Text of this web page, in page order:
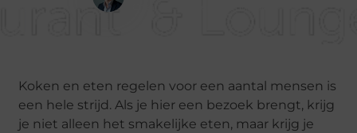
Koken en eten regelen voor een aantal mensen is
een hele strijd. Als je hier een bezoek brengt, krijg
je niet alleen het smakelijke eten, maar krijg je